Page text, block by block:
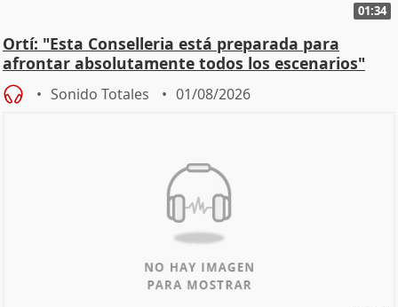
01:34
Ortí: "Esta Conselleria está preparada para
afrontar absolutamente todos los escenarios"
Sonido Totales 01/08/2026